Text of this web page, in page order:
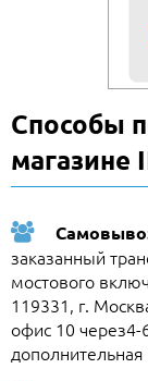
Способы
магазине
заказанный
мостового
119331, г.
офис 10